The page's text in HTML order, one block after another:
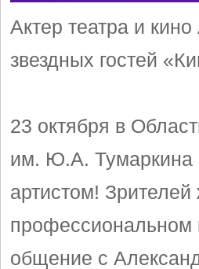
Актер театра и
звездных гостей
23 октября в
им. Ю.А. Тумаркина
артистом!
профессиональном
общение с